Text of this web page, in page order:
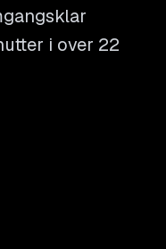
i over 22